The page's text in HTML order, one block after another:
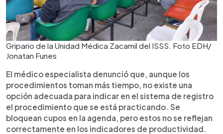
Gripario de la Unidad Médica Zacamil del ISSS. Foto EDH/
Jonatan Funes
El médico especialista denunció que, aunque los
procedimientos toman más tiempo, no existe una
opción adecuada para indicar en el sistema de registro
el procedimiento que se está practicando. Se
bloquean cupos en la agenda, pero estos no se reflejan
correctamente en los indicadores de productividad.